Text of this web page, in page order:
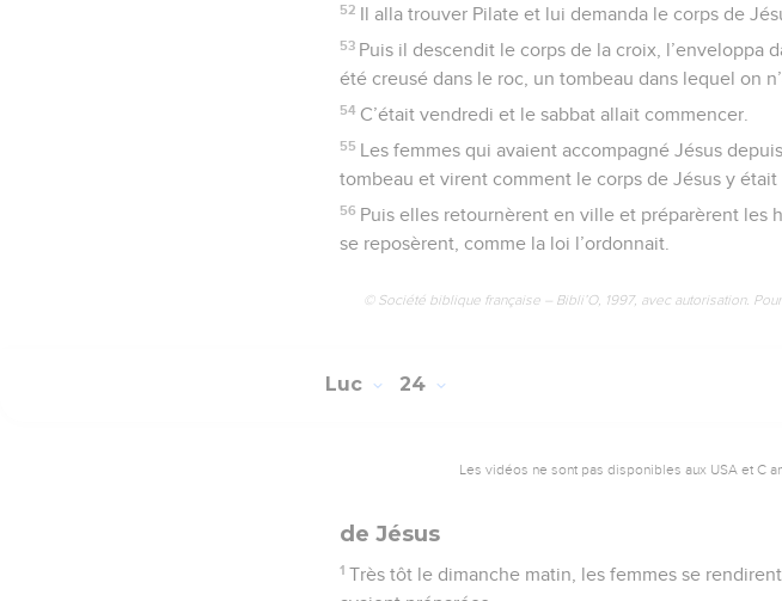
52 Il alla trouver Pilate et lui demanda le corps de
53 Puis il descendit le corps de la croix, l’enveloppa
été creusé dans le roc, un tombeau dans lequel on
54 C’était vendredi et le sabbat allait commencer.
55 Les femmes qui avaient accompagné Jésus
tombeau et virent comment le corps de Jésus y était
56 Puis elles retournèrent en ville et préparèrent les
se reposèrent, comme la loi l’ordonnait.
© Société biblique française – Bibli’O, 1997, avec autorisation.
Luc 24
Les vidéos ne sont pas disponibles aux USA et C
de Jésus
1 Très tôt le dimanche matin, les femmes se